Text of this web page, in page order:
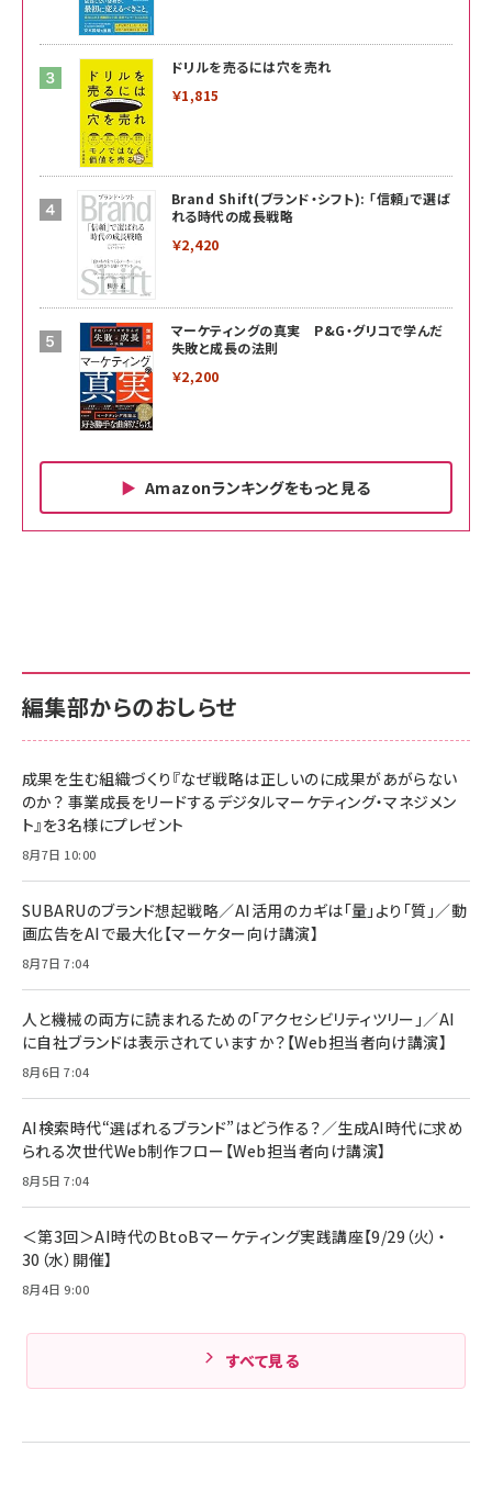
ドリルを売るには穴を売れ
￥1,815
Brand Shift(ブランド・シフト): 「信頼」で選ば
れる時代の成長戦略
￥2,420
マーケティングの真実 P&G・グリコで学んだ
失敗と成長の法則
￥2,200
Amazonランキングをもっと見る
￥880
anan(アンアン)2026/06/24号 No.2500増刊
スペシャルエディション[王道エンタメの矜持／
￥1,100
anan(アンアン)2026/07/08号 No.2502[2026
￥880
ママ投資家が育休中に１億貯めた株式投資
組織の成果を最大化する ルールのデザイン
￥1,980
Amazonランキングをもっと見る
サポート正規品 メーカー保証5年 KLMEA128G
NIMASO ガラスフィルム iPhone 17 用 保護フィ
すい ガイド枠付き いPhone17 (6.3インチ) 対応
2枚セット DSP25F1698
￥1,599
￥6,980
全ワイヤレスイヤホン/アクティブノイズキャンセリ
技術基準適合】ブラック
￥5,990
ケーブル Anker絡まないケーブル 240W 結束バン
ド付き USB PD対応 シリコン素材採用 iPhone
17 / 16 / 15 / Galaxy iPad Pro MacBook
Pro/Air 各種対応 (1.8m ミッドナイトブラック)
￥1,890
サポート正規品 メーカー保証5年 KLMEA128G
Amazon eギフトカード - Amazonロゴ - クラ
￥5,000
Anker PowerLine III Flow USB-C & USB-C
Pro/Air 各種対応 (1.8m ミッドナイトブラック)
￥1,890
サッポロ 生ビール 黒ラベル 350ml 缶 24本 ビー
ル ケース買い【6/30応募〆切! 黒ラベルビヤセラー
￥4,857
編集部からのおしらせ
成果を生む組織づくり『なぜ戦略は正しいのに成果があがらない
のか？ 事業成長をリードするデジタルマーケティング・マネジメン
ト』を3名様にプレゼント
8月7日 10:00
SUBARUのブランド想起戦略／AI活用のカギは「量」より「質」／動
画広告をAIで最大化【マーケター向け講演】
8月7日 7:04
人と機械の両方に読まれるための「アクセシビリティツリー」／AI
に自社ブランドは表示されていますか？【Web担当者向け講演】
8月6日 7:04
AI検索時代“選ばれるブランド”はどう作る？／生成AI時代に求め
られる次世代Web制作フロー【Web担当者向け講演】
8月5日 7:04
＜第3回＞AI時代のBtoBマーケティング実践講座【9/29（火）・
30（水）開催】
8月4日 9:00
すべて見る